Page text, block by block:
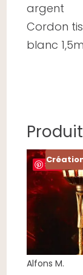
argent
Cordon
blanc 1,5m
Save
Alfons M.